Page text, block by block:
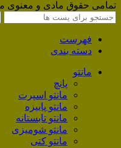
تمامی حقوق مادی و معنوی
فهرست
دسته بندی
مانتو
پانچ
مانتو اسپرت
مانتو پاییزه
مانتو تابستانه
مانتو شومیزی
مانتو کتی